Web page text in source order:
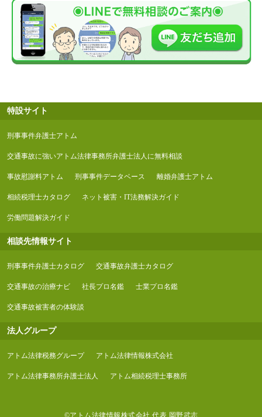
特設サイト
刑事事件弁護士アトム
交通事故に強いアトム法律事務所弁護士法人に無料相談
事故慰謝料アトム 刑事事件データベース 離婚弁護士アトム
相続税理士カタログ ネット被害・IT法務解決ガイド
労働問題解決ガイド
相談先情報サイト
刑事事件弁護士カタログ 交通事故弁護士カタログ
交通事故の治療ナビ 社長プロ名鑑 士業プロ名鑑
交通事故被害者の体験談
法人グループ
アトム法律税務グループ アトム法律情報株式会社
アトム法律事務所弁護士法人 アトム相続税理士事務所
©アトム法律情報株式会社 代表 岡野武志